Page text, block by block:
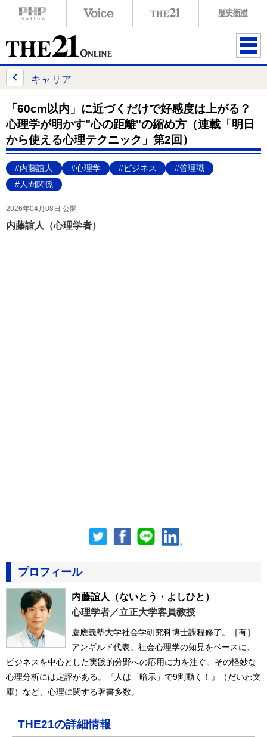
ME
キャリア
「60cm以内」に近づくだけで好感度は上がる？
心理学が明かす"心の距離"の縮め方（連載「明日
から使える心理テクニック」第2回）
#内藤誼人 #心理学 #ビジネス
#管理職
#人間関係
2026年04月08日 公開
内藤誼人（心理学者）
プロフィール
内藤誼人
（ないとう・よしひと）
心理学者／立正大学客員教授
慶應義塾大学社会学研究科博士課程修了。［有］
アンギルド代表。社会心理学の知見をベースに、
ビジネスを中心とした実践的分野への応用に力を注ぐ。その軽妙な
心理分析には定評がある。『人は「暗示」で9割動く！』（だいわ文
庫）など、心理に関する著書多数。
THE21の詳細情報